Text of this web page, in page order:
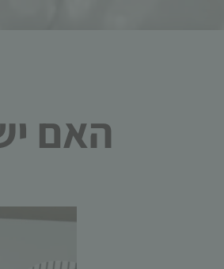
האם